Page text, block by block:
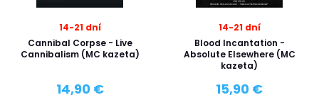
14-21 dní
Cannibal Corpse - Live
Cannibalism (MC kazeta)
14,90 €
14-21 dní
Blood Incantation -
Absolute Elsewhere (MC
kazeta)
15,90 €